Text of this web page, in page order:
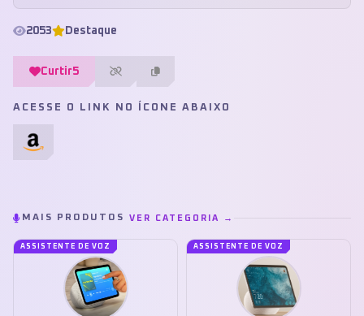
2053 Destaque
Curtir5
ACESSE O LINK NO ÍCONE ABAIXO
MAIS PRODUTOS VER CATEGORIA →
ASSISTENTE DE VOZ ASSISTENTE DE VOZ